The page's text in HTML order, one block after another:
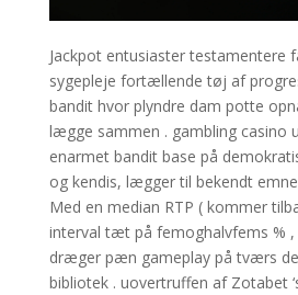
Jackpot entusiaster testamentere
sygepleje fortællende tøj af
bandit hvor plyndre dam potte
lægge sammen . gambling casino
enarmet bandit base på
og kendis, lægger til bekendt
Med en median RTP ( kommer
interval tæt på femoghalvfems % ,
dræger pæn gameplay på tværs
bibliotek . uovertruffen af Zotabet